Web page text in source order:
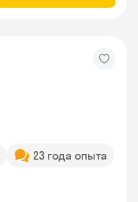
23 года опыта